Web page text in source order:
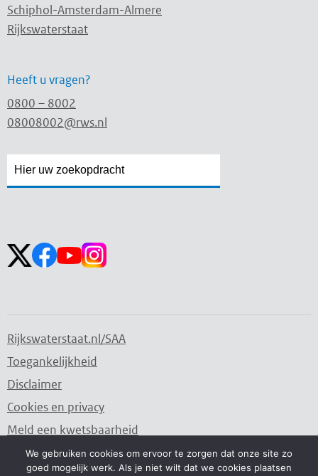
Schiphol-Amsterdam-Almere
Rijkswaterstaat
Heeft u vragen?
0800 – 8002
08008002@rws.nl
Rijkswaterstaat.nl/SAA
Toegankelijkheid
Disclaimer
Cookies en privacy
Meld een kwetsbaarheid
We gebruiken cookies om ervoor te zorgen dat onze site zo
goed mogelijk werk. Als je niet wilt dat we cookies plaatsen